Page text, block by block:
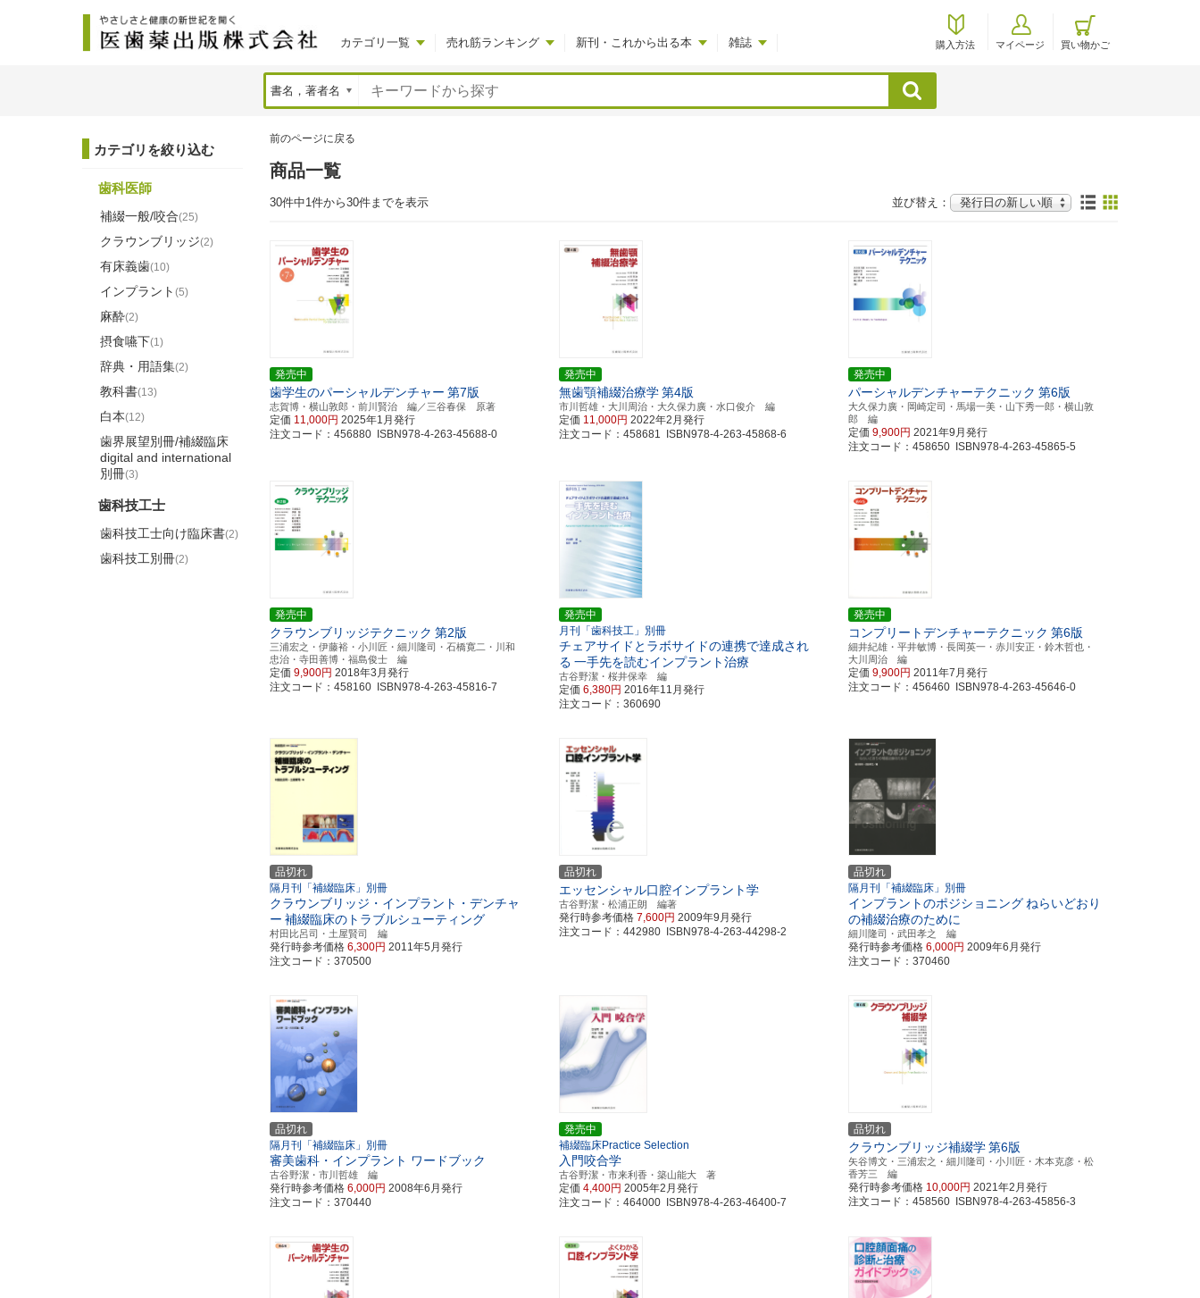
カテゴリ一覧 売れ筋ランキング 新刊・これから出る本 雑誌 購入方法 マイページ 買い物かご
検索
前のページに戻る
商品一覧
30件中1件から30件までを表示 並び替え：
発売中
歯学生のパーシャルデンチャー 第7版
志賀博・横山敦郎・前川賢治 編／三谷春保 原著
定価 11,000円 2025年1月発行
注文コード：456880 ISBN978-4-263-45688-0
発売中
無歯顎補綴治療学第4版
市川哲雄・大川周治・大久保力廣・水口俊介 編
定価 11,000円 2022年2月発行
注文コード：458681 ISBN978-4-263-45868-6
発売中
パーシャルデンチャーテクニック 第6版
大久保力廣・岡崎定司・馬場一美・山下秀一郎・横山敦
郎 編
定価9,900円 2021年9月発行
注文コード：458650 ISBN978-4-263-45865-5
発売中
クラウンブリッジテクニック 第2版
三浦宏之・伊藤裕・小川匠・細川隆司・石橋寛二・川和
忠治・寺田善博・福島俊士 編
定価 9,900円 2018年3月発行
注文コード：458160 ISBN978-4-263-45816-7
発売中
月刊「歯科技工」別冊
チェアサイドとラボサイドの連携で達成され
る 一手先を読むインプラント治療
古谷野潔・桜井保幸 編
定価6,380円 2016年11月発行
注文コード：360690
発売中
コンプリートデンチャーテクニック 第6版
細井紀雄・平井敏博・長岡英一・赤川安正・鈴木哲也・
大川周治 編
定価9,900円 2011年7月発行
注文コード：456460 ISBN978-4-263-45646-0
品切れ
隔月刊「補綴臨床」別冊
クラウンブリッジ・インプラント・デンチャ
ー 補綴臨床のトラブルシューティング
村田比呂司・土屋賢司 編
発行時参考価格 6,300円 2011年5月発行
注文コード：370500
品切れ
エッセンシャル口腔インプラント学
古谷野潔・松浦正朗 編著
発行時参考価格7,600円 2009年9月発行
注文コード：442980 ISBN978-4-263-44298-2
品切れ
隔月刊「補綴臨床」別冊
インプラントのポジショニング ねらいどおり
の補綴治療のために
細川隆司・武田孝之 編
発行時参考価格6,000円 2009年6月発行
注文コード：370460
品切れ
隔月刊「補綴臨床」別冊
審美歯科・インプラント ワードブック
古谷野潔・市川哲雄 編
発行時参考価格 6,000円 2008年6月発行
注文コード：370440
発売中
補綴臨床Practice Selection
入門咬合学
古谷野潔・市来利香・築山能大 著
定価4,400円 2005年2月発行
注文コード：464000 ISBN978-4-263-46400-7
品切れ
クラウンブリッジ補綴学 第6版
矢谷博文・三浦宏之・細川隆司・小川匠・木本克彦・松
香芳三 編
発行時参考価格 10,000円 2021年2月発行
注文コード：458560 ISBN978-4-263-45856-3
カテゴリを絞り込む
歯科医師
補綴一般/咬合(25)
クラウンブリッジ(2)
有床義歯(10)
インプラント (5)
麻酔(2)
摂食嚥下(1)
辞典・用語集(2)
教科書(13)
白本(12)
歯界展望別冊/補綴臨床
digital and international
別冊(3)
歯科技工士
歯科技工士向け臨床書(2)
歯科技工別冊(2)